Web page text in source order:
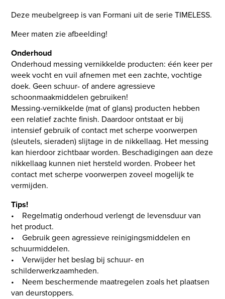
Deze meubelgreep is van Formani uit de serie TIMELESS.
Meer maten zie afbeelding!
Onderhoud
Onderhoud messing vernikkelde producten: één keer per
week vocht en vuil afnemen met een zachte, vochtige
doek. Geen schuur- of andere agressieve
schoonmaakmiddelen gebruiken!
Messing-vernikkelde (mat of glans) producten hebben
een relatief zachte finish. Daardoor ontstaat er bij
intensief gebruik of contact met scherpe voorwerpen
(sleutels, sieraden) slijtage in de nikkellaag. Het messing
kan hierdoor zichtbaar worden. Beschadigingen aan deze
nikkellaag kunnen niet hersteld worden. Probeer het
contact met scherpe voorwerpen zoveel mogelijk te
vermijden.
Tips!
• Regelmatig onderhoud verlengt de levensduur van
het product.
• Gebruik geen agressieve reinigingsmiddelen en
schuurmiddelen.
• Verwijder het beslag bij schuur- en
schilderwerkzaamheden.
• Neem beschermende maatregelen zoals het plaatsen
van deurstoppers.